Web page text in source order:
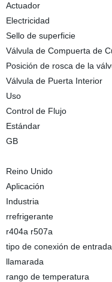
Actuador
Electricidad
Sello de superficie
Válvula de Compuerta de
Posición de rosca de la
Válvula de Puerta Interior
Uso
Control de Flujo
Estándar
GB
Reino Unido
Aplicación
Industria
rrefrigerante
r404a r507a
tipo de conexión de entrada
llamarada
rango de temperatura